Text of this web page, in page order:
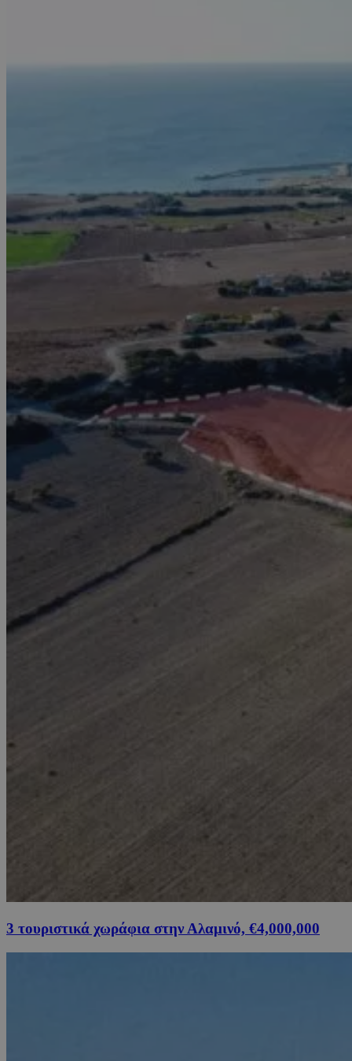
3 τουριστικά χωράφια στην Αλαμινό, €4,000,000